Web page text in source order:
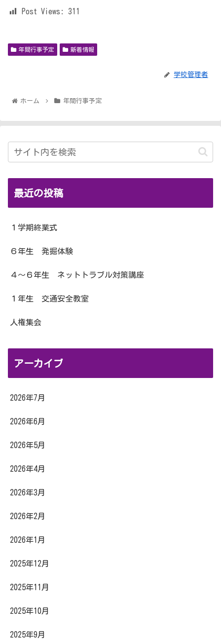
Post Views: 311
年間行事予定 新着情報
学校管理者
ホーム 年間行事予定
最近の投稿
１学期終業式
６年生 発掘体験
４～６年生 ネットトラブル対策講座
１年生 交通安全教室
人権集会
アーカイブ
2026年7月
2026年6月
2026年5月
2026年4月
2026年3月
2026年2月
2026年1月
2025年12月
2025年11月
2025年10月
2025年9月